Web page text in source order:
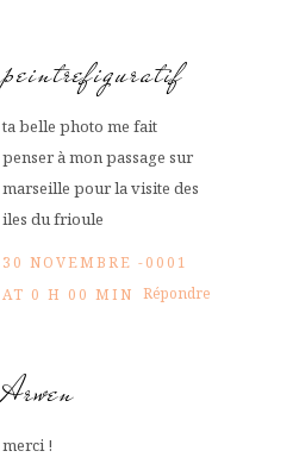
peintrefiguratif
ta belle photo me fait
penser à mon passage sur
marseille pour la visite des
iles du frioule
30 NOVEMBRE -0001
AT 0 H 00 MIN Répondre
Arwen
merci !